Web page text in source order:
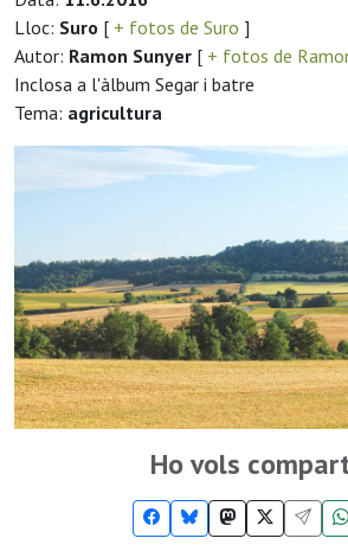
Lloc: Suro [ + fotos de Suro ]
Autor: Ramon Sunyer [ + fotos de
Inclosa a l'àlbum Segar i batre
Tema: agricultura
Ho vols